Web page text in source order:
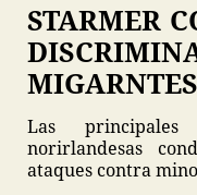
STARMER
MIGARNTES
Las
norirlandesas
ataques contra